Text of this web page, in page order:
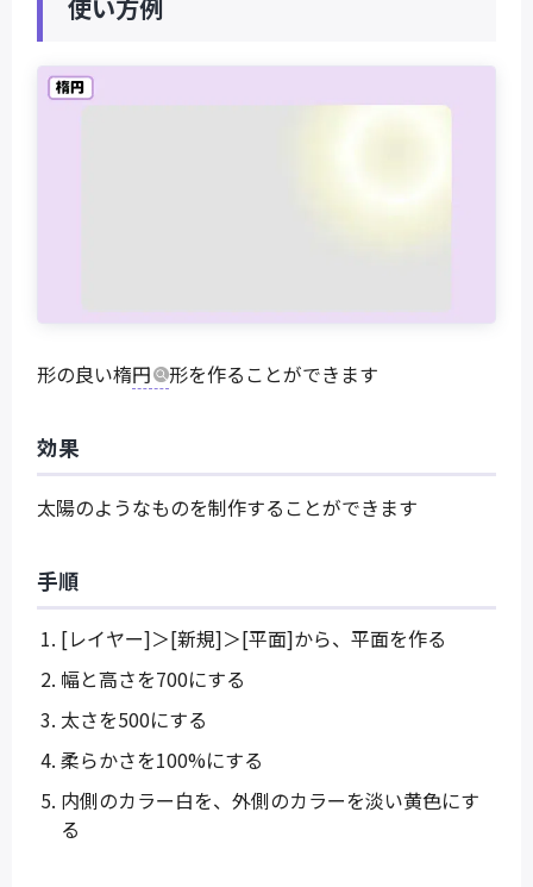
使い方例
形の良い楕円 形を作ることができます
効果
太陽のようなものを制作することができます
手順
[レイヤー]＞[新規]＞[平面]から、平面を作る
幅と高さを700にする
太さを500にする
柔らかさを100%にする
内側のカラー白を、外側のカラーを淡い黄色にす
る